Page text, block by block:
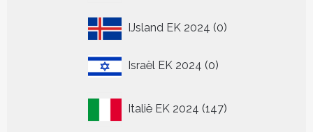
IJsland EK 2024 00
Israël EK 2024 00
Italië EK 2024 147
producten